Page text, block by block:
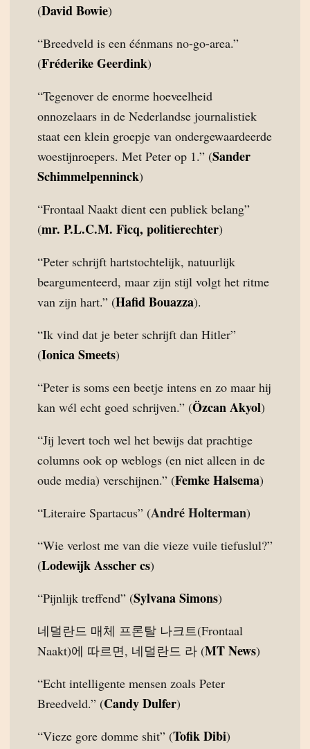
(David Bowie)
“Breedveld is een éénmans no-go-area.”
(Fréderike Geerdink)
“Tegenover de enorme hoeveelheid
onnozelaars in de Nederlandse journalistiek
staat een klein groepje van ondergewaardeerde
woestijnroepers. Met Peter op 1.” (Sander
Schimmelpenninck)
“Frontaal Naakt dient een publiek belang”
(mr. P.L.C.M. Ficq, politierechter)
“Peter schrijft hartstochtelijk, natuurlijk
beargumenteerd, maar zijn stijl volgt het ritme
van zijn hart.” (Hafid Bouazza).
“Ik vind dat je beter schrijft dan Hitler”
(Ionica Smeets)
“Peter is soms een beetje intens en zo maar hij
kan wél echt goed schrijven.” (Özcan Akyol)
“Jij levert toch wel het bewijs dat prachtige
columns ook op weblogs (en niet alleen in de
oude media) verschijnen.” (Femke Halsema)
“Literaire Spartacus” (André Holterman)
“Wie verlost me van die vieze vuile tiefuslul?”
(Lodewijk Asscher cs)
“Pijnlijk treffend” (Sylvana Simons)
네덜란드 매체 프론탈 나크트(Frontaal
Naakt)에 따르면, 네덜란드 라 (MT News)
“Echt intelligente mensen zoals Peter
Breedveld.” (Candy Dulfer)
“Vieze gore domme shit” (Tofik Dibi)